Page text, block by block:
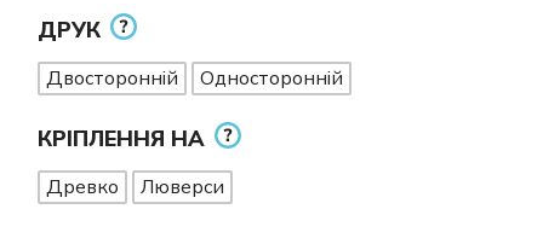
ДРУК
Двосторонній Односторонній
КРІПЛЕННЯ НА
Древко Люверси